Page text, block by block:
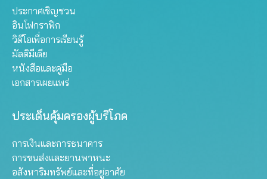
ประกาศเชิญชวน
อินโฟกราฟิก
วิดีโอเพื่อการเรียนรู้
มัลติมีเดีย
หนังสือและคู่มือ
เอกสารเผยแพร่
ประเด็นคุ้มครองผู้บริโภค
การเงินและการธนาคาร
การขนส่งและยานพาหนะ
อสังหาริมทรัพย์และที่อยู่อาศัย